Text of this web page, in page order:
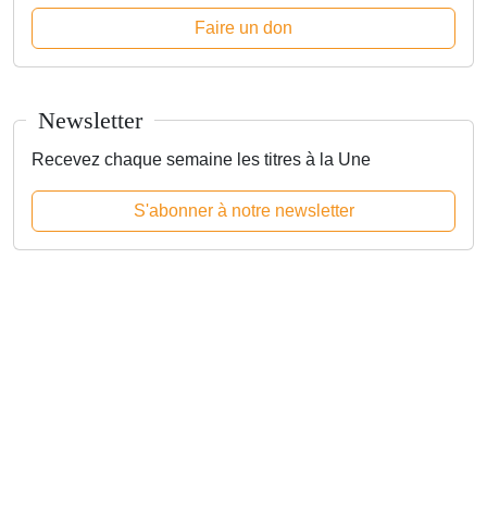
Faire un don
Newsletter
Recevez chaque semaine les titres à la Une
S'abonner à notre newsletter